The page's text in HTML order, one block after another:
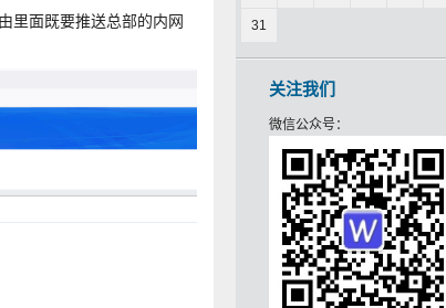
里面既要推送总部的内网
31
关注我们
微信公众号：